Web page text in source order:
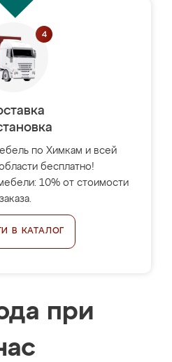
по Химкам и всей
бесплатно!
10% от стоимости
заказа.
В КАТАЛОГ
при